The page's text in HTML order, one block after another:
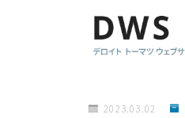
2023.03.02